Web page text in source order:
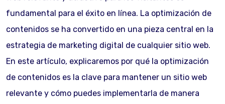
fundamental para el éxito en línea. La optimización de
contenidos se ha convertido en una pieza central en la
estrategia de marketing digital de cualquier sitio web.
En este artículo, explicaremos por qué la optimización
de contenidos es la clave para mantener un sitio web
relevante y cómo puedes implementarla de manera